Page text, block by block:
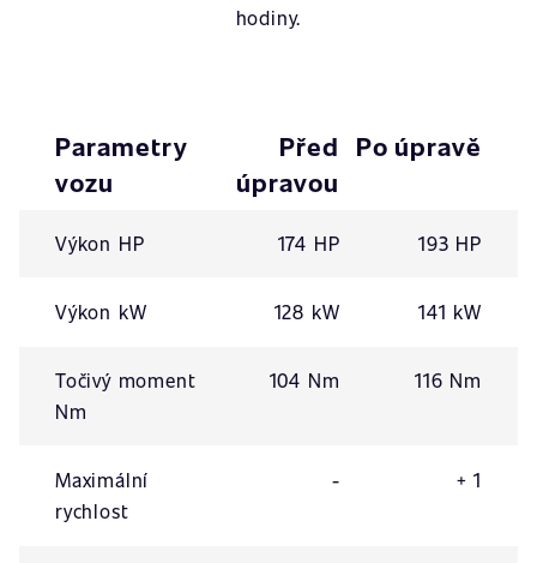
hodiny.
Parametry
vozu
Před
úpravou
Po úpravě
Výkon HP 174 HP 193 HP
Výkon kW 128 kW 141 kW
Točivý moment
Nm
104 Nm 116 Nm
Maximální
rychlost
- + 1